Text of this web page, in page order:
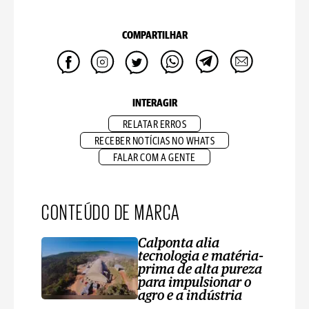
COMPARTILHAR
INTERAGIR
RELATAR ERROS
RECEBER NOTÍCIAS NO WHATS
FALAR COM A GENTE
CONTEÚDO DE MARCA
Calponta alia
tecnologia e matéria-
prima de alta pureza
para impulsionar o
agro e a indústria